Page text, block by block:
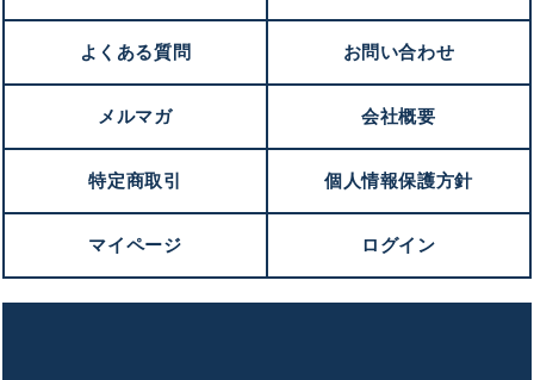
よくある質問 お問い合わせ
メルマガ 会社概要
特定商取引 個人情報保護方針
マイページ ログイン